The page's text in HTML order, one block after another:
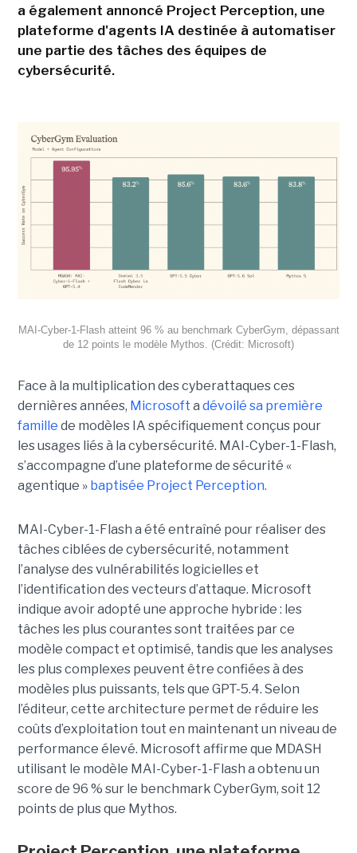
a également annoncé Project Perception, une
plateforme d'agents IA destinée à automatiser
une partie des tâches des équipes de
cybersécurité.
MAI-Cyber-1-Flash atteint 96 % au benchmark CyberGym, dépassant
de 12 points le modèle Mythos. (Crédit: Microsoft)
Face à la multiplication des cyberattaques ces
dernières années, Microsoft a dévoilé sa première
famille de modèles IA spécifiquement conçus pour
les usages liés à la cybersécurité. MAI-Cyber-1-Flash,
s’accompagne d’une plateforme de sécurité «
agentique » baptisée Project Perception.
MAI-Cyber-1-Flash a été entraîné pour réaliser des
tâches ciblées de cybersécurité, notamment
l’analyse des vulnérabilités logicielles et
l’identification des vecteurs d’attaque. Microsoft
indique avoir adopté une approche hybride : les
tâches les plus courantes sont traitées par ce
modèle compact et optimisé, tandis que les analyses
les plus complexes peuvent être confiées à des
modèles plus puissants, tels que GPT-5.4. Selon
l’éditeur, cette architecture permet de réduire les
coûts d’exploitation tout en maintenant un niveau de
performance élevé. Microsoft affirme que MDASH
utilisant le modèle MAI-Cyber-1-Flash a obtenu un
score de 96 % sur le benchmark CyberGym, soit 12
points de plus que Mythos.